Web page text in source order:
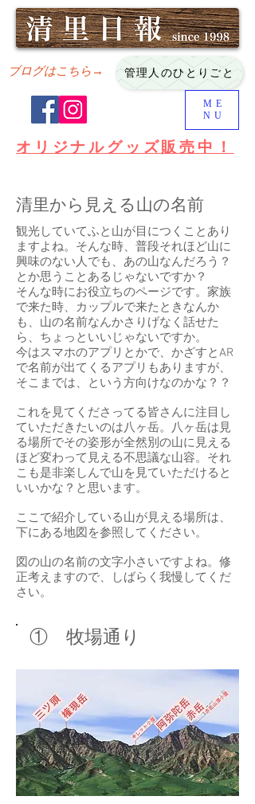
ブログはこちら→ 管理人のひとりごと
ME
NU
オリジナルグッズ販売中！
清里から見える山の名前
観光していてふと山が目につくことあり
ますよね。そんな時、普段それほど山に
興味のない人でも、あの山なんだろう？
とか思うことあるじゃないですか？
​そんな時にお役立ちのページです。家族
で来た時、カップルで来たときなんか
も、山の名前なんかさりげなく話せた
ら、ちょっといいじゃないですか。
​今はスマホのアプリとかで、かざすとAR
で名前が出てくるアプリもありますが、
そこまでは、という方向けなのかな？？
​これを見てくださってる皆さんに注目し
ていただきたいのは八ヶ岳。八ヶ岳は見
る場所でその姿形が全然別の山に見える
ほど変わって見える不思議な山容。それ
こも是非楽しんで山を見ていただけると
いいかな？と思います。
​ここで紹介している山が見える場所は、
下にある地図を参照してください。
​図の山の名前の文字小さいですよね。修
正考えますので、しばらく我慢してくだ
さい。
​① 牧場通り